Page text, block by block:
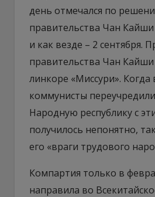
день отмечался по
правительства Чан Кайши
и как везде – 2 сентября.
правительства Чан
линкоре «Миссури». Когда
коммунисты
Народную республику с
получилось непонятно,
его «враги трудового
Компартия только в
направила во